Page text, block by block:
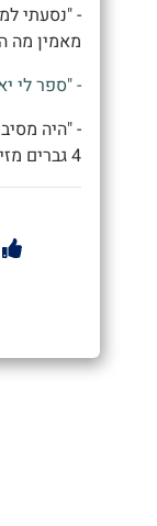
מאמין מה
- "ספר לי
- "היה
4 גברים מזיעים"